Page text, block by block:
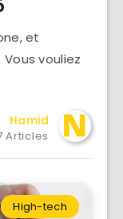
et
vouliez
Hamid
Articles
High-tech